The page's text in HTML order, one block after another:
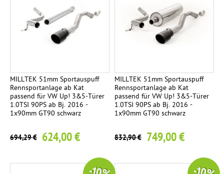
MILLTEK 51mm Sportauspuff
Rennsportanlage ab Kat
passend für VW Up! 3&5-Türer
1.0TSI 90PS ab Bj. 2016 -
1x90mm GT90 schwarz
694,29 € 624,00 €
MILLTEK 51mm Sportauspuff
Rennsportanlage ab Kat
passend für VW Up! 3&5-Türer
1.0TSI 90PS ab Bj. 2016 -
1x90mm GT90 schwarz
832,90 € 749,00 €